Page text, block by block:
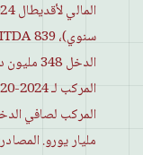
مليار يورو. المصادر: